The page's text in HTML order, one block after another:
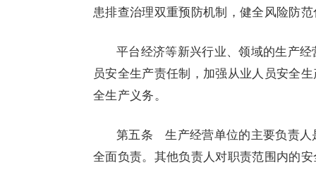
患排查治理双重预防机制，健全风险防
平台经济等新兴行业、领域的生产
员安全生产责任制，加强从业人员安全
全生产义务。
第五条 生产经营单位的主要负责人
全面负责。其他负责人对职责范围内的安